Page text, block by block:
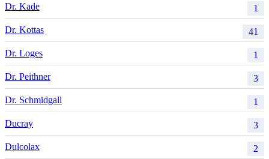
Dr. Kade 1
Dr. Kottas 41
Dr. Loges 1
Dr. Peithner 3
Dr. Schmidgall 1
Ducray 3
Dulcolax 2